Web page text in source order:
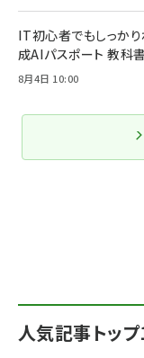
人気記事トッ
IT初心者でもしっかり
成AIパスポート 教科
8月4日 10:00